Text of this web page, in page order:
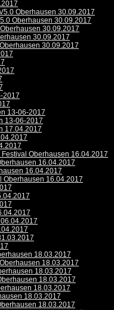
Oberhausen 30.09.2017
Oberhausen 30.09.2017
30.09.2017
30.09.2017
30.09.2017
2017
13-06-2017
13-06-2017
17.04.2017
Oberhausen 16.04.2017
16.04.2017
16.04.2017
Oberhausen 16.04.2017
18.03.2017
18.03.2017
18.03.2017
18.03.2017
18.03.2017
18.03.2017
18.03.2017